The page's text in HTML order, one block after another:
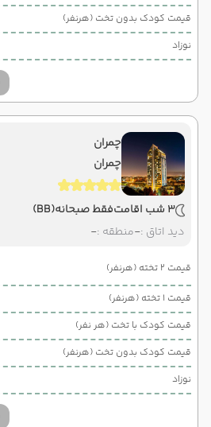
قیمت کودک بدون تخت (هرنفر)
نوزاد
چمران
چمران
3 شب اقامت
فقط صبحانه(BB)
دید اتاق :-منطقه :-
قیمت 2 تخته (هرنفر)
قیمت 1 تخته (هرنفر)
قیمت کودک با تخت (هر نفر)
قیمت کودک بدون تخت (هرنفر)
نوزاد